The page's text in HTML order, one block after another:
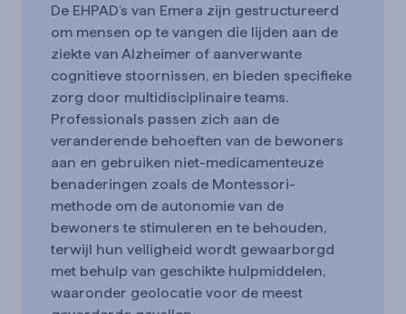
De EHPAD’s van Emera zijn gestructureerd
om mensen op te vangen die lijden aan de
ziekte van Alzheimer of aanverwante
cognitieve stoornissen, en bieden specifieke
zorg door multidisciplinaire teams.
Professionals passen zich aan de
veranderende behoeften van de bewoners
aan en gebruiken niet-medicamenteuze
benaderingen zoals de Montessori-
methode om de autonomie van de
bewoners te stimuleren en te behouden,
terwijl hun veiligheid wordt gewaarborgd
met behulp van geschikte hulpmiddelen,
waaronder geolocatie voor de meest